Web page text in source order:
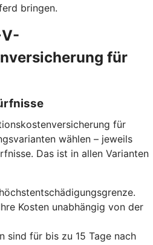
bringen.
für
für
wählen – jeweils
Das ist in allen Varianten
Kosten unabhängig von der
sind für bis zu 15 Tage nach